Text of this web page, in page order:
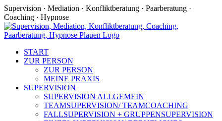
Zum
Inhalt
springen
Supervision · Mediation · Konfliktberatung · Paarberatung ·
Coaching · Hypnose
Facebook
START
ZUR PERSON
ZUR PERSON
MEINE PRAXIS
SUPERVISION
SUPERVISION ALLGEMEIN
TEAMSUPERVISION/ TEAMCOACHING
FALLSUPERVISION + GRUPPENSUPERVISION